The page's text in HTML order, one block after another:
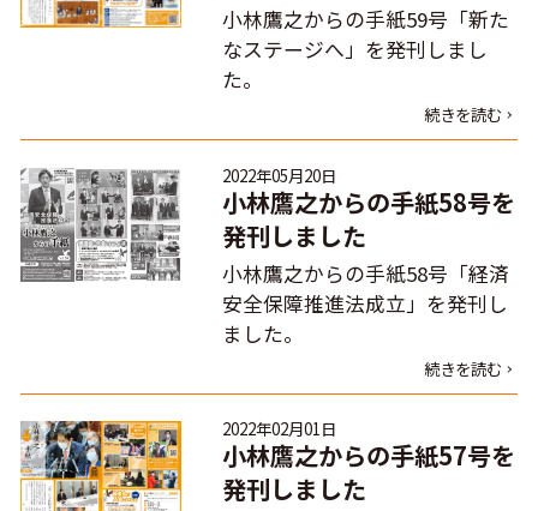
小林鷹之からの手紙59号「新た
なステージへ」を発刊しまし
た。
続きを読む
2022年05月20日
小林鷹之からの手紙58号を
発刊しました
小林鷹之からの手紙58号「経済
安全保障推進法成立」を発刊し
ました。
続きを読む
2022年02月01日
小林鷹之からの手紙57号を
発刊しました